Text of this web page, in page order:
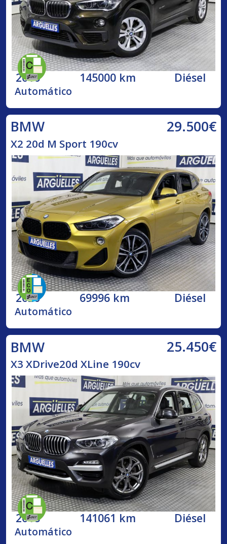
2016 145000 km Diésel
Automático
BMW 29.500€
X2 20d M Sport 190cv
2020 69996 km Diésel
Automático
BMW 25.450€
X3 XDrive20d XLine 190cv
2018 141061 km Diésel
Automático